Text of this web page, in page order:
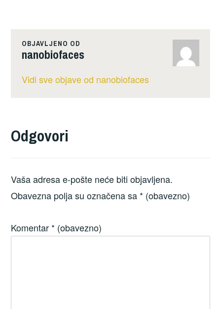
OBJAVLJENO OD
nanobiofaces
Vidi sve objave od nanobiofaces
Odgovori
Vaša adresa e-pošte neće biti objavljena.
Obavezna polja su označena sa * (obavezno)
Komentar * (obavezno)